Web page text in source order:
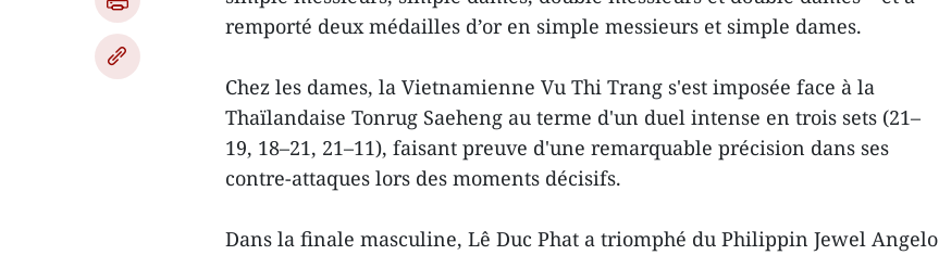
remporté deux médailles d’or en simple messieurs et simple dames.
Chez les dames, la Vietnamienne Vu Thi Trang s'est imposée face à la
Thaïlandaise Tonrug Saeheng au terme d'un duel intense en trois sets (21–
19, 18–21, 21–11), faisant preuve d'une remarquable précision dans ses
contre-attaques lors des moments décisifs.
Dans la finale masculine, Lê Duc Phat a triomphé du Philippin Jewel Angelo